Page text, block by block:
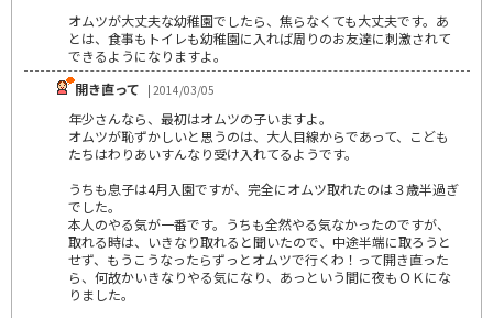
オムツが大丈夫な幼稚園でしたら、焦らなくても大丈夫です。あ
とは、食事もトイレも幼稚園に入れば周りのお友達に刺激されて
できるようになりますよ。
開き直って | 2014/03/05
年少さんなら、最初はオムツの子いますよ。
オムツが恥ずかしいと思うのは、大人目線からであって、こども
たちはわりあいすんなり受け入れてるようです。
うちも息子は4月入園ですが、完全にオムツ取れたのは３歳半過ぎ
でした。
本人のやる気が一番です。うちも全然やる気なかったのですが、
取れる時は、いきなり取れると聞いたので、中途半端に取ろうと
せず、もうこうなったらずっとオムツで行くわ！って開き直った
ら、何故かいきなりやる気になり、あっという間に夜もＯＫにな
りました。